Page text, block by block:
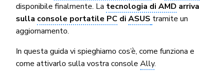
disponibile finalmente. La tecnologia di AMD arriva
sulla console portatile PC diASUS tramite un
aggiornamento.
In questa guida vi spieghiamo cos’è, come funziona e
come attivarlo sulla vostra consoleAlly.